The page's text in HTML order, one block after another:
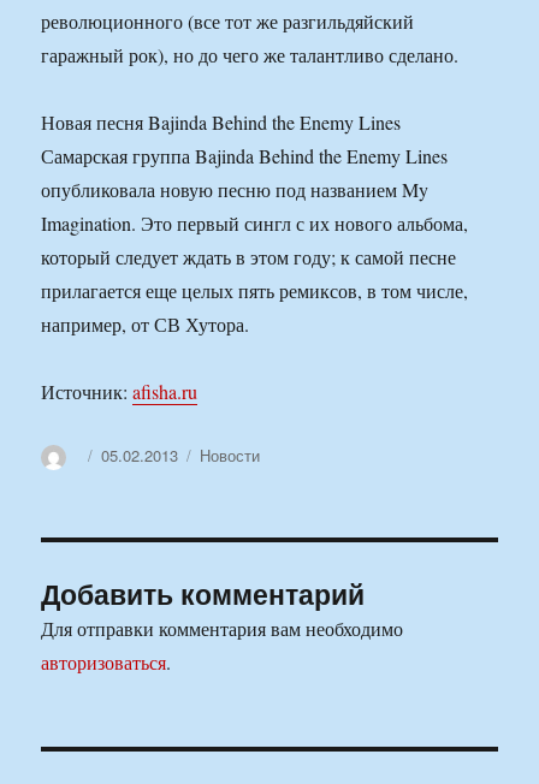
революционного (все тот же разгильдяйский
гаражный рок), но до чего же талантливо сделано.
Новая песня Bajinda Behind the Enemy Lines
Самарская группа Bajinda Behind the Enemy Lines
опубликовала новую песню под названием My
Imagination. Это первый сингл с их нового альбома,
который следует ждать в этом году; к самой песне
прилагается еще целых пять ремиксов, в том числе,
например, от СВ Хутора.
Источник:afisha.ru
АвторОпубликовано
05.02.2013 Рубрики
Новости
Добавить комментарий
Для отправки комментария вам необходимо
авторизоваться.